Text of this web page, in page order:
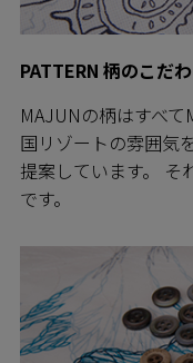
PATTERN 柄のこだ
MAJUNの柄はすべ
国リゾートの雰囲気
提案しています。 そ
です。